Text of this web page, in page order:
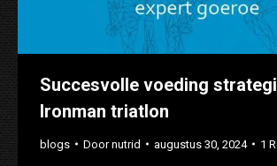
Succesvolle voeding
Ironman triatlon
blogs Doornutrid augustus 30, 2024 1